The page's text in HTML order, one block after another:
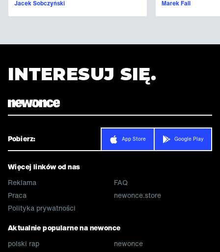
Jacek Sobczyński
Marek Fall
INTERESUJ SIĘ.
Pobierz: App Store Google Play
Więcej linków od nas
Reklama
Praca
Polityka prywatności
FAQ
newonce.store
Aktualnie popularne na newonce
polski rap
newonce